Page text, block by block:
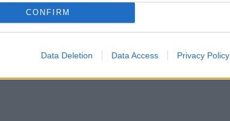
CONFIRM
Data Deletion Data Access Privacy Policy